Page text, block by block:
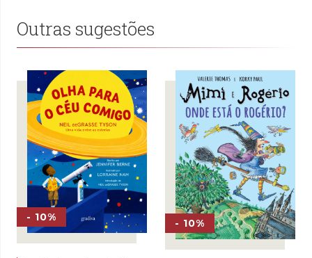
Outras sugestões
- 10% - 10%